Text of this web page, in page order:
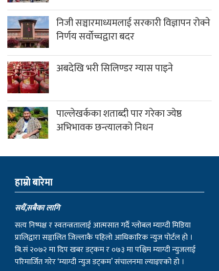
निजी सञ्चारमाध्यमलाई सरकारी विज्ञापन रोक्ने
निर्णय सर्वोच्चद्वारा बदर
अबदेखि भरी सिलिण्डर ग्यास पाइने
पाल्लेखर्कका शताब्दी पार गरेका ज्येष्ठ
अभिभावक छन्त्यालको निधन
हाम्राे बारेमा
सधैं,सबैका लागि
सत्य निष्पक्ष र स्वतन्त्रतालाई आत्मसात गर्दै ग्लोबल म्याग्दी मिडिया
प्रालिद्वारा सञ्चालित जिल्लाकै पहिलो आधिकारिक न्युज पोर्टल हो ।
बि.सं २०७२ मा दिप खबर डट्कम र ०७३ मा पश्चिम म्याग्दी न्युजलाई
परिमार्जित गरेर ‘म्याग्दी न्युज डट्कम’ संचालनमा ल्याइएको हो ।